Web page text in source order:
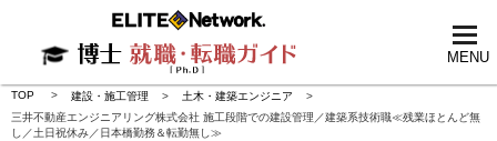
MENU
TOP 建設・施工管理
土木・建築エンジニア
三井不動産エンジニアリング株式会社 施工段階での建設管理／建築系技術職≪残業ほとんど無
し／土日祝休み／日本橋勤務＆転勤無し≫